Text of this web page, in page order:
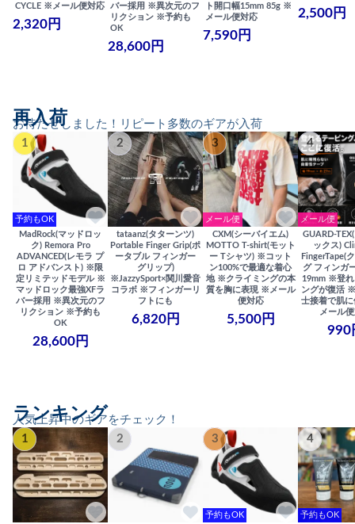
CYCLE ※メール便対応
2,320円
バー採用 ※異次元のフ
リクション ※予約も
OK
28,600円
ト開口幅15mm 85g ※
メール便対応
7,590円
2,500円
お待たせしました！リピート多数のギアが入荷
再入荷
1
予約もOK
MadRock(マッドロッ
ク) Remora Pro
ADVANCED(レモラ プ
ロ アドバンスト) ※限
定リミテッドモデル ※
マッドロック最強XFラ
バー採用 ※異次元のフ
リクション ※予約も
OK
28,600円
2
tataanz(タターンツ)
Portable Finger Grip(ポ
ータブル フィンガー
グリップ)
※JazzySport×関川愛音
コラボ ※フィンガーリ
フトにも
6,820円
3
メール便
CXM(シーバイエム)
MOTTO T-shirt(モット
ー Tシャツ) ※コット
ン100%で最適な着心
地 ※クライミングの本
質を胸に表現 ※メール
便対応
5,500円
4
メール便
GUARD-
ックス)
FingerTape(
グ フィンガ
19mm ※登れ
ングが復活
士接着で肌
メール
990
人気上昇中のギアをチェック！
ランキング
1 2 3
予約もOK
4
予約もOK